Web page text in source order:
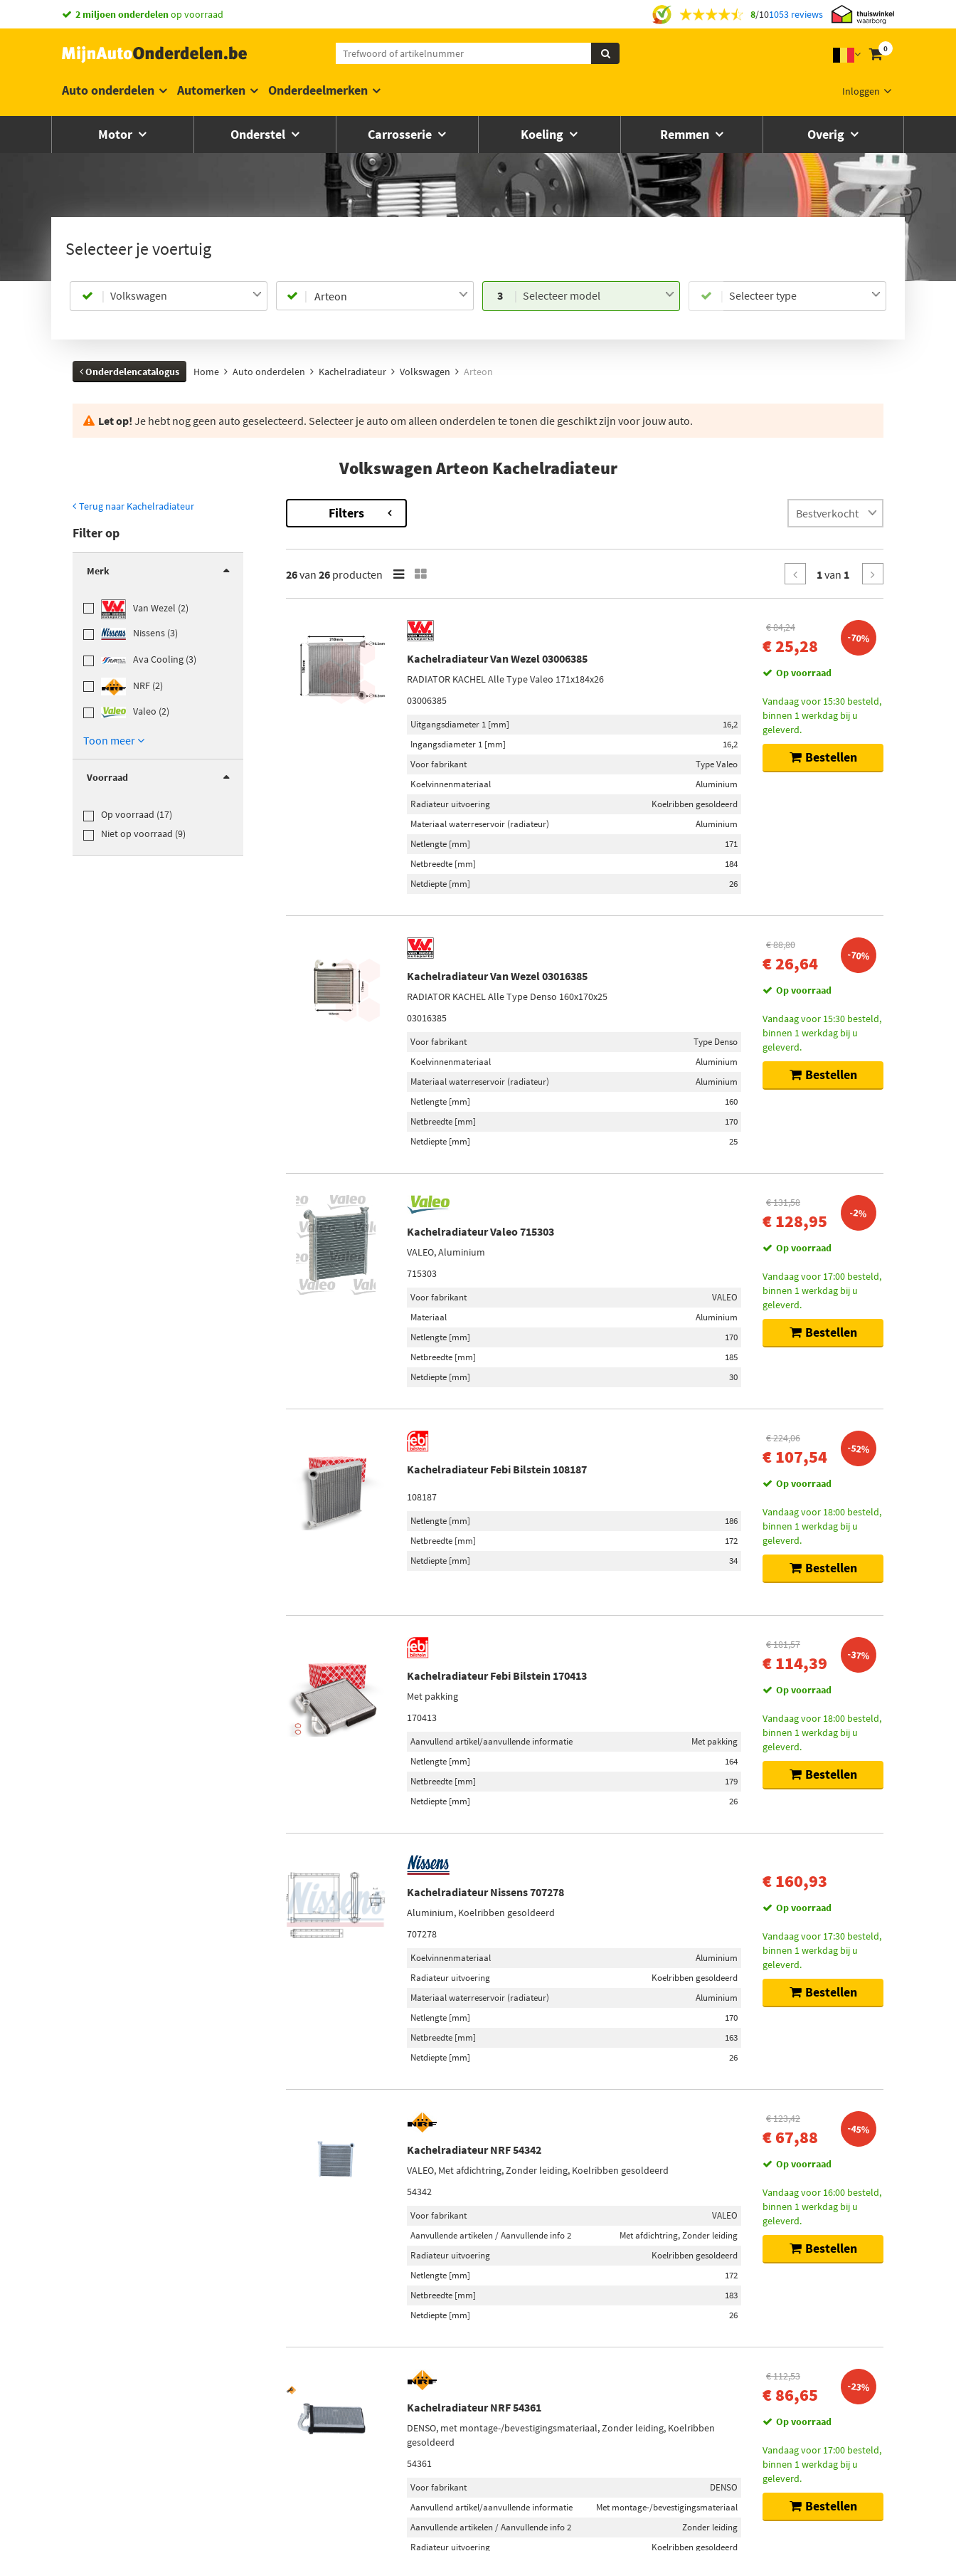
2 miljoen onderdelenop voorraad 8/101053 reviews
0
Inloggen
Auto onderdelen Automerken Onderdeelmerken
Motor Onderstel Carrosserie Koeling Remmen Overig
Selecteer je voertuig
Volkswagen 3 Selecteer model Selecteer type
Onderdelencatalogus Home Auto onderdelen Kachelradiateur Volkswagen Arteon
Let op! Je hebt nog geen auto geselecteerd. Selecteer je auto om alleen onderdelen te tonen die geschikt zijn voor jouw auto.
Volkswagen Arteon Kachelradiateur
Terug naar Kachelradiateur
Filter op
Merk
Van Wezel (2)
Nissens (3)
Ava Cooling (3)
NRF (2)
Valeo (2)
Toon meer
Voorraad
Op voorraad (17)
Niet op voorraad (9)
Filters
26van 26 producten 1van 1
Kachelradiateur Van Wezel 03006385
RADIATOR KACHEL Alle Type Valeo 171x184x26
03006385
Uitgangsdiameter 1 [mm]
16,2
Ingangsdiameter 1 [mm]
16,2
Voor fabrikant
Type Valeo
Koelvinnenmateriaal
Aluminium
Radiateur uitvoering
Koelribben gesoldeerd
Materiaal waterreservoir (radiateur)
Aluminium
Netlengte [mm]
171
Netbreedte [mm]
184
Netdiepte [mm]
26
€ 84,24
€ 25,28 -70%
Op voorraad
Vandaag voor 15:30 besteld,
binnen 1 werkdag bij u
geleverd.
Bestellen
Kachelradiateur Van Wezel 03016385
RADIATOR KACHEL Alle Type Denso 160x170x25
03016385
Voor fabrikant
Type Denso
Koelvinnenmateriaal
Aluminium
Materiaal waterreservoir (radiateur)
Aluminium
Netlengte [mm]
160
Netbreedte [mm]
170
Netdiepte [mm]
25
€ 88,80
€ 26,64 -70%
Op voorraad
Vandaag voor 15:30 besteld,
binnen 1 werkdag bij u
geleverd.
Bestellen
Kachelradiateur Valeo 715303
VALEO, Aluminium
715303
Voor fabrikant
VALEO
Materiaal
Aluminium
Netlengte [mm]
170
Netbreedte [mm]
185
Netdiepte [mm]
30
€ 131,58
€ 128,95 -2%
Op voorraad
Vandaag voor 17:00 besteld,
binnen 1 werkdag bij u
geleverd.
Bestellen
Kachelradiateur Febi Bilstein 108187
108187
Netlengte [mm]
186
Netbreedte [mm]
172
Netdiepte [mm]
34
€ 224,06
€ 107,54 -52%
Op voorraad
Vandaag voor 18:00 besteld,
binnen 1 werkdag bij u
geleverd.
Bestellen
Kachelradiateur Febi Bilstein 170413
Met pakking
170413
Aanvullend artikel/aanvullende informatie
Met pakking
Netlengte [mm]
164
Netbreedte [mm]
179
Netdiepte [mm]
26
€ 181,57
€ 114,39 -37%
Op voorraad
Vandaag voor 18:00 besteld,
binnen 1 werkdag bij u
geleverd.
Bestellen
Kachelradiateur Nissens 707278
Aluminium, Koelribben gesoldeerd
707278
Koelvinnenmateriaal
Aluminium
Radiateur uitvoering
Koelribben gesoldeerd
Materiaal waterreservoir (radiateur)
Aluminium
Netlengte [mm]
170
Netbreedte [mm]
163
Netdiepte [mm]
26
€ 160,93
Op voorraad
Vandaag voor 17:30 besteld,
binnen 1 werkdag bij u
geleverd.
Bestellen
Kachelradiateur NRF 54342
VALEO, Met afdichtring, Zonder leiding, Koelribben gesoldeerd
54342
Voor fabrikant
VALEO
Aanvullende artikelen / Aanvullende info 2
Met afdichtring, Zonder leiding
Radiateur uitvoering
Koelribben gesoldeerd
Netlengte [mm]
172
Netbreedte [mm]
183
Netdiepte [mm]
26
€ 123,42
€ 67,88 -45%
Op voorraad
Vandaag voor 16:00 besteld,
binnen 1 werkdag bij u
geleverd.
Bestellen
Kachelradiateur NRF 54361
DENSO, met montage-/bevestigingsmateriaal, Zonder leiding, Koelribben
gesoldeerd
54361
Voor fabrikant
DENSO
Aanvullend artikel/aanvullende informatie
Met montage-/bevestigingsmateriaal
Aanvullende artikelen / Aanvullende info 2
Zonder leiding
Radiateur uitvoering
Koelribben gesoldeerd
€ 112,53
€ 86,65 -23%
Op voorraad
Vandaag voor 17:00 besteld,
binnen 1 werkdag bij u
geleverd.
Bestellen